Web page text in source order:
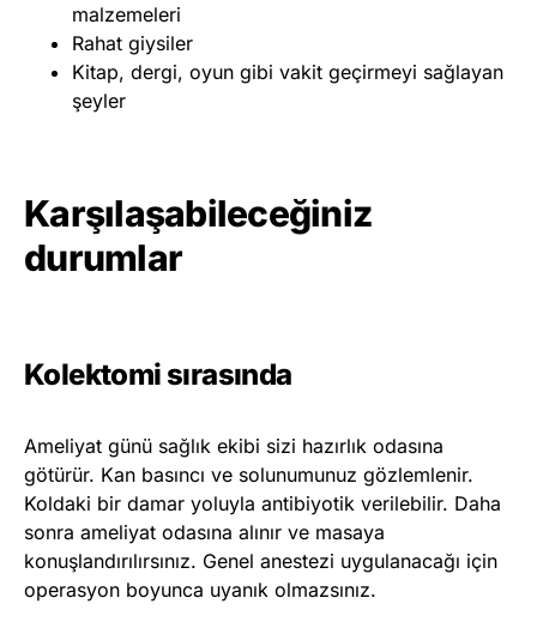
malzemeleri
Rahat giysiler
Kitap, dergi, oyun gibi vakit geçirmeyi sağlayan
şeyler
Karşılaşabileceğiniz
durumlar
Kolektomi sırasında
Ameliyat günü sağlık ekibi sizi hazırlık odasına
götürür. Kan basıncı ve solunumunuz gözlemlenir.
Koldaki bir damar yoluyla antibiyotik verilebilir. Daha
sonra ameliyat odasına alınır ve masaya
konuşlandırılırsınız. Genel anestezi uygulanacağı için
operasyon boyunca uyanık olmazsınız.